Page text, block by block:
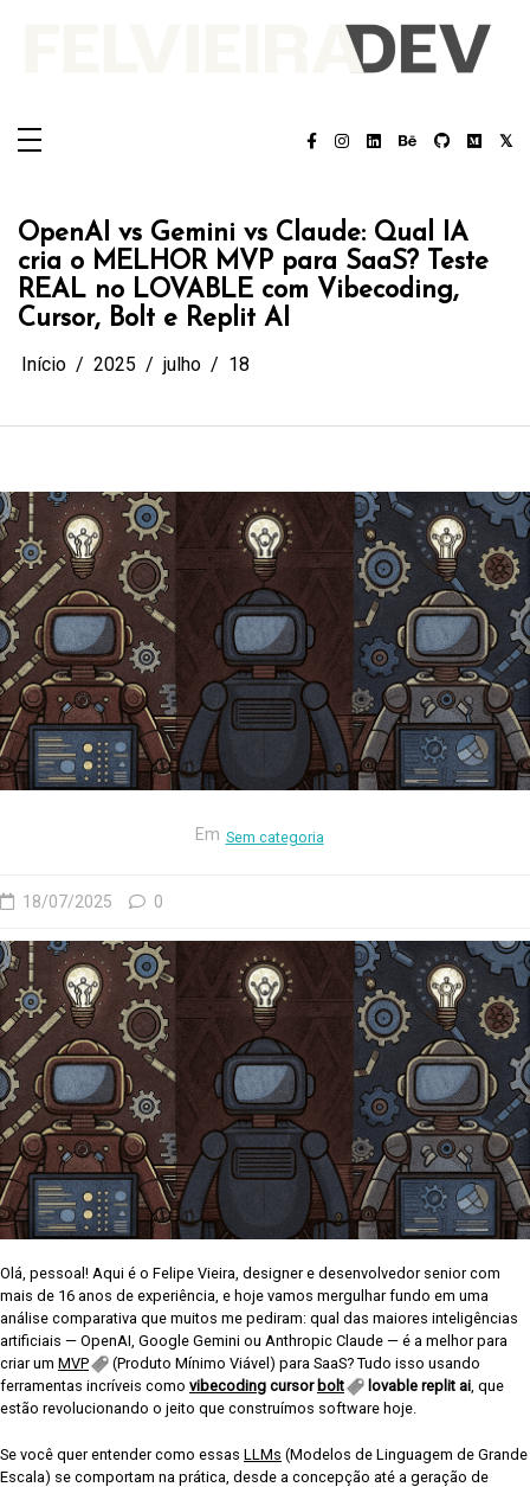
Felvieira.dev
OpenAI vs Gemini vs Claude: Qual IA
cria o MELHOR MVP para SaaS? Teste
REAL no LOVABLE com Vibecoding,
Cursor, Bolt e Replit AI
Início 2025 julho 18
Em Sem categoria
18/07/2025 0
Olá, pessoal! Aqui é o Felipe Vieira, designer e desenvolvedor senior com
mais de 16 anos de experiência, e hoje vamos mergulhar fundo em uma
análise comparativa que muitos me pediram: qual das maiores inteligências
artificiais — OpenAI, Google Gemini ou Anthropic Claude — é a melhor para
criar um MVP
(Produto Mínimo Viável) para SaaS? Tudo isso usando
ferramentas incríveis como vibecoding cursor bolt lovable replit ai, que
estão revolucionando o jeito que construímos software hoje.
Se você quer entender como essas LLMs (Modelos de Linguagem de Grande
Escala) se comportam na prática, desde a concepção até a geração de